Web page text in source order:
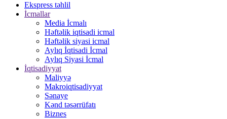
Ekspress təhlil
İcmallar
Media İcmalı
Həftəlik iqtisadi icmal
Həftəlik siyasi icmal
Aylıq İqtisadi İcmal
Aylıq Siyasi İcmal
İqtisadiyyat
Maliyyə
Makroiqtisadiyyat
Sənaye
Kənd təsərrüfatı
Biznes